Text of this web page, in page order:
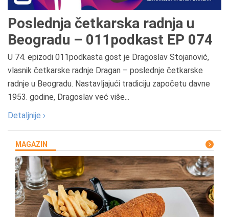
Poslednja četkarska radnja u
Beogradu – 011podkast EP 074
U 74. epizodi 011podkasta gost je Dragoslav Stojanović,
vlasnik četkarske radnje Dragan – poslednje četkarske
radnje u Beogradu. Nastavljajući tradiciju započetu davne
1953. godine, Dragoslav već više...
Detaljnije ›
MAGAZIN